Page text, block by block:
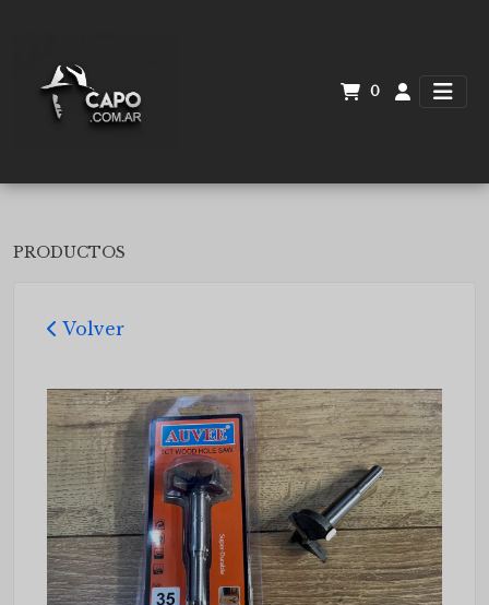
0
PRODUCTOS
Volver